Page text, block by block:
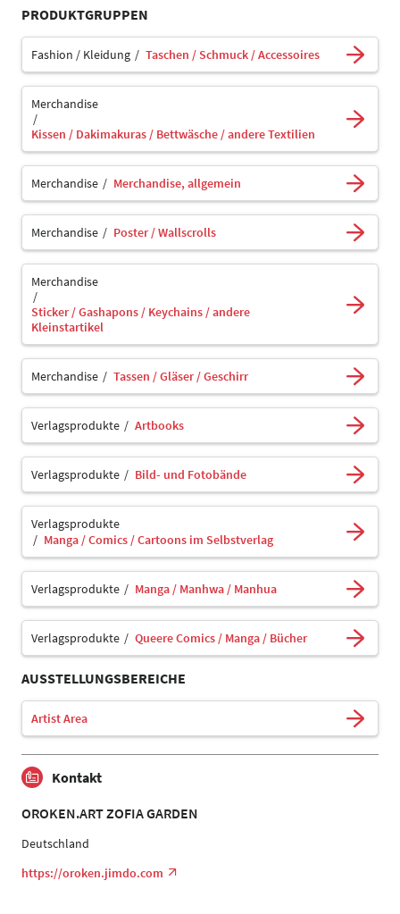
PRODUKTGRUPPEN
Fashion / Kleidung Taschen / Schmuck / Accessoires
Merchandise
Kissen / Dakimakuras / Bettwäsche / andere Textilien
Merchandise Merchandise, allgemein
Merchandise Poster / Wallscrolls
Merchandise
Sticker / Gashapons / Keychains / andere
Kleinstartikel
Merchandise Tassen / Gläser / Geschirr
Verlagsprodukte Artbooks
Verlagsprodukte Bild- und Fotobände
Verlagsprodukte
Manga / Comics / Cartoons im Selbstverlag
Verlagsprodukte Manga / Manhwa / Manhua
Verlagsprodukte Queere Comics / Manga / Bücher
AUSSTELLUNGSBEREICHE
Artist Area
Kontakt
OROKEN.ART ZOFIA GARDEN
Deutschland
https://oroken.jimdo.com